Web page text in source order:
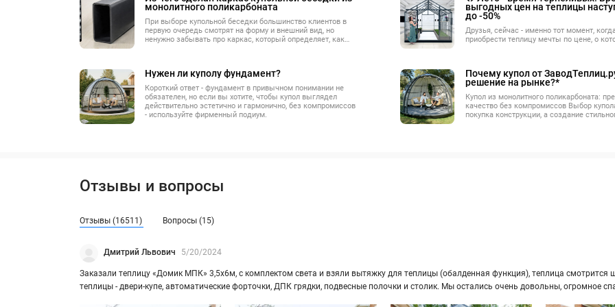
монолитного поликарбоната
При выборе купольной беседки большинство клиентов в
первую очередь смотрят на форму и внешний вид, но
ненужно забывать про каркас, который определяет, как
Нужен ли куполу фундамент?
Короткий ответ - фундамент в привычном понимании не
обязателен, но если вы хотите, чтобы купол выглядел
действительно эстетично и гармонично, без компромиссов
- используйте фирменный подиум.
выгодных цен на теплицы
до -50%
Друзья, сейчас - именно тот момент,
приобрести теплицу мечты по цене, о
Почему купол от
решение на рынке?*
Купол из монолитного поликарбоната:
качество без компромиссов Выбор
покупка конструкции, а создание
Отзывы и вопросы
Отзывы (16511) Вопросы (15)
Дмитрий Львович 5/20/2024
За­ка­за­ли теп­ли­цу «Домик МПК» 3,5х6м, с ком­плек­том света и взяли вы­тяж­ку для теп­ли­цы (обал­ден­ная функ­ция), теп­ли­ца смот­рит­ся
теп­ли­цы - двери-​купе, ав­то­ма­ти­че­ские фор­точ­ки, ДПК гряд­ки, под­вес­ные по­лоч­ки и сто­лик. Мы оста­лись очень до­воль­ны, огром­ное